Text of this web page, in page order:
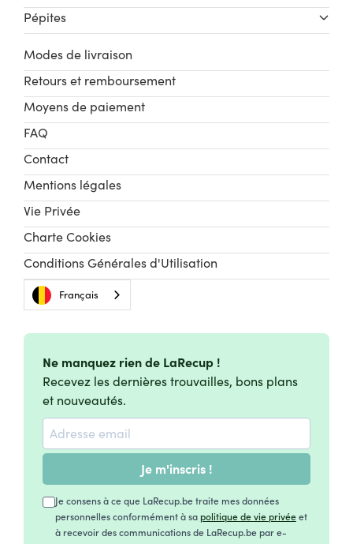
Pépites
Modes de livraison
Retours et remboursement
Moyens de paiement
FAQ
Contact
Mentions légales
Vie Privée
Charte Cookies
Conditions Générales d'Utilisation
Français
Ne manquez rien de LaRecup !
Recevez les dernières trouvailles, bons plans
et nouveautés.
Je m'inscris !
Je consens à ce que LaRecup.be traite mes données
personnelles conformément à sapolitique de vie privéeet
à recevoir des communications de LaRecup.be par e-